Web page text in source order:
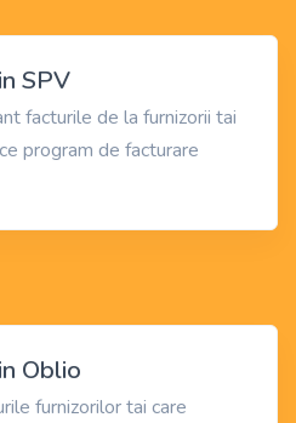
SPV
facturile de la furnizorii tai
program de facturare
Oblio
furnizorilor tai care